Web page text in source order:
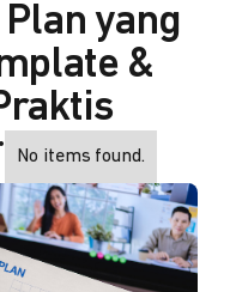
yang
&
•
No items found.